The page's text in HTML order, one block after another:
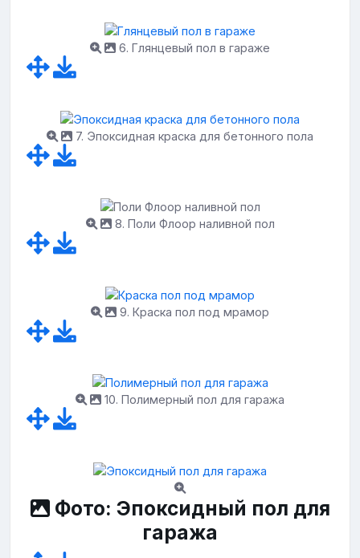
6. Глянцевый пол в гараже
7. Эпоксидная краска для бетонного пола
8. Поли Флоор наливной пол
9. Краска пол под мрамор
10. Полимерный пол для гаража
Фото: Эпоксидный пол для
гаража